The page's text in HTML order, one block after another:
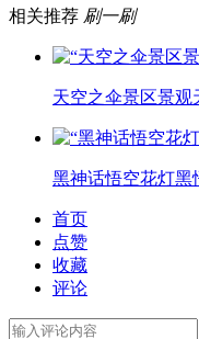
相关推荐 刷一刷
天空之伞景区景观
黑神话悟空花灯黑
首页
点赞
收藏
评论